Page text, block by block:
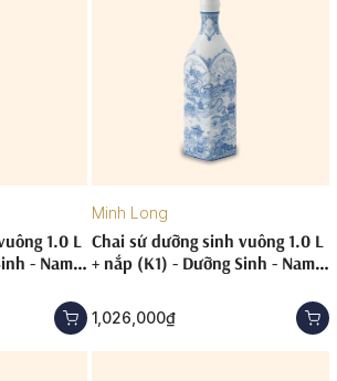
1.0 L
- Nam
Minh Long
Chai sứ dưỡng sinh vuông 1.0 L
+ nắp (K1) - Dưỡng Sinh - Nam
1,026,000₫